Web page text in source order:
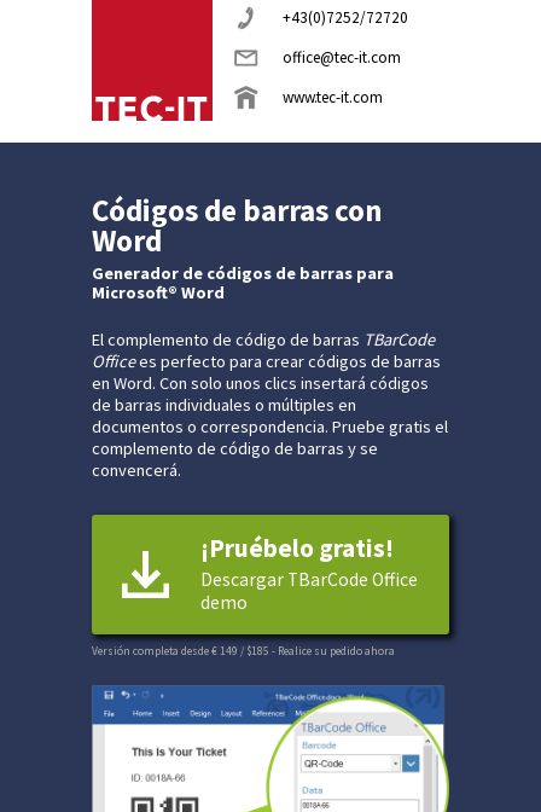
+43(0)7252/72720
office@tec-it.com
www.tec-it.com
Códigos de barras con
Word
Generador de códigos de barras para
Microsoft® Word
El complemento de código de barras TBarCode
Officees perfecto para crear códigos de barras
en Word. Con solo unos clics insertará códigos
de barras individuales o múltiples en
documentos o correspondencia. Pruebe gratis el
complemento de código de barras y se
convencerá.
¡Pruébelo gratis!
Descargar TBarCode Office
demo
Versión completa desde € 149 / $185 - Realice su pedido ahora